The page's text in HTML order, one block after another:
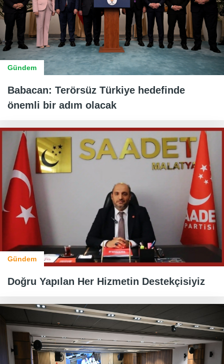
Gündem
Babacan: Terörsüz Türkiye hedefinde
önemli bir adım olacak
Gündem
Doğru Yapılan Her Hizmetin Destekçisiyiz